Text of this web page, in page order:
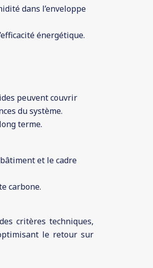
dans l’enveloppe
énergétique.
peuvent couvrir
du système.
terme.
et le cadre
carbone.
critères techniques,
le retour sur